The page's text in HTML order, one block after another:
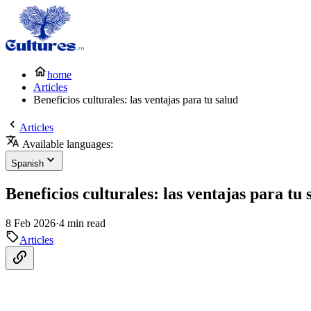
home
Articles
Beneficios culturales: las ventajas para tu salud
Articles
Available languages:
Spanish
Beneficios culturales: las ventajas para tu
8 Feb 2026·4 min read
Articles